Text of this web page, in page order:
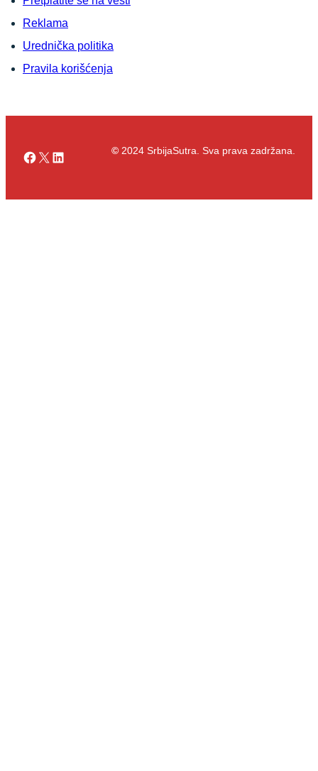
Reklama
Urednička politika
Pravila korišćenja
Facebook
X LinkedIn© 2024 SrbijaSutra. Sva prava zadržana.